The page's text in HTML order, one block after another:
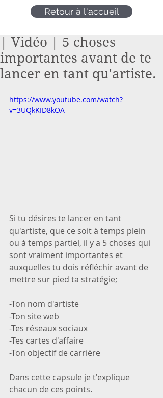
Retour à l'accueil
| Vidéo | 5 choses
importantes avant de te
lancer en tant qu'artiste.
https://www.youtube.com/watch?
v=3UQkKID8kOA
Si tu désires te lancer en tant
qu'artiste, que ce soit à temps plein
ou à temps partiel, il y a 5 choses qui
sont vraiment importantes et
auxquelles tu dois réfléchir avant de
mettre sur pied ta stratégie;
-Ton nom d'artiste
-Ton site web
-Tes réseaux sociaux
-Tes cartes d'affaire
-Ton objectif de carrière
Dans cette capsule je t'explique
chacun de ces points.